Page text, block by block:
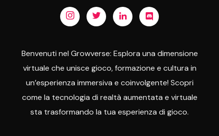
Benvenuti nel Growverse: Esplora una dimensione
virtuale che unisce gioco, formazione e cultura in
un’esperienza immersiva e coinvolgente! Scopri
come la tecnologia di realtà aumentata e virtuale
sta trasformando la tua esperienza di gioco.